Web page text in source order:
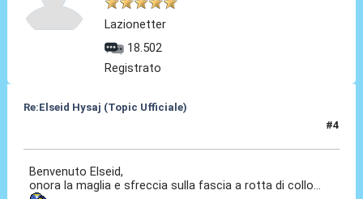
Lazionetter
18.502
Registrato
Re:Elseid Hysaj (Topic Ufficiale)
#4
Benvenuto Elseid,
onora la maglia e sfreccia sulla fascia a rotta di collo...